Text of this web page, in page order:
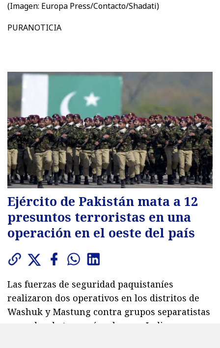
(Imagen: Europa Press/Contacto/Shadati)
PURANOTICIA
Ejército de Pakistán mata a 12
presuntos terroristas en una
operación en el oeste del país
Las fuerzas de seguridad paquistaníes
realizaron dos operativos en los distritos de
Washuk y Mastung contra grupos separatistas
acusados de tener vínculos con India.